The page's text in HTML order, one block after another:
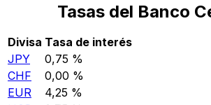
Tasas del Banco
Divisa Tasa de interés
JPY
0,75 %
CHF
0,00 %
EUR
4,25 %